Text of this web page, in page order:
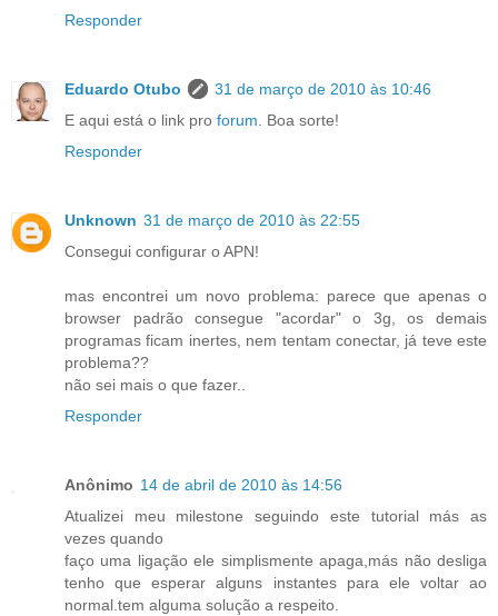
Responder
Eduardo Otubo
31 de março de 2010 às 10:46
E aqui está o link pro forum. Boa sorte!
Responder
Unknown 31 de março de 2010 às 22:55
Consegui configurar o APN!
mas encontrei um novo problema: parece que apenas o
browser padrão consegue "acordar" o 3g, os demais
programas ficam inertes, nem tentam conectar, já teve este
problema??
não sei mais o que fazer..
Responder
Anônimo 14 de abril de 2010 às 14:56
Atualizei meu milestone seguindo este tutorial más as
vezes quando
faço uma ligação ele simplismente apaga,más não desliga
tenho que esperar alguns instantes para ele voltar ao
normal.tem alguma solução a respeito.